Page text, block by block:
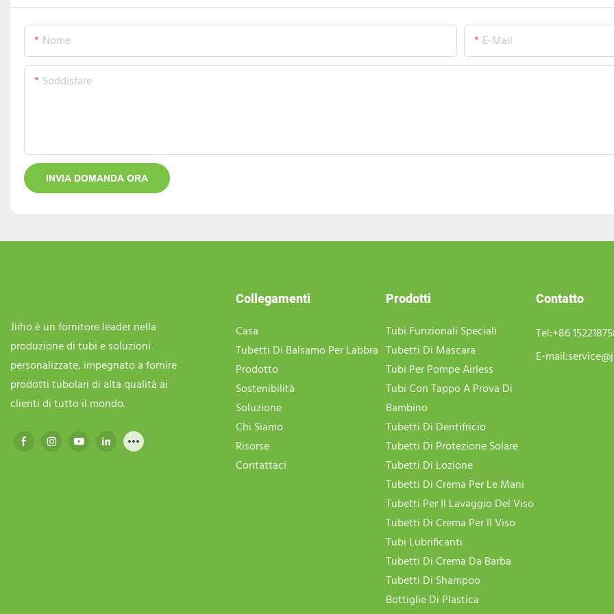
Nome E-Mail
Soddisfare
INVIA DOMANDA ORA
Jiiho è un fornitore leader nella
produzione di tubi e soluzioni
personalizzate, impegnato a fornire
prodotti tubolari di alta qualità ai
clienti di tutto il mondo.
Collegamenti
Casa
Tubetti Di Balsamo Per Labbra
Prodotto
Sostenibilità
Soluzione
Chi Siamo
Risorse
Contattaci
Prodotti
Tubi Funzionali Speciali
Tubetti Di Mascara
Tubi Per Pompe Airless
Tubi Con Tappo A Prova Di
Bambino
Tubetti Di Dentifricio
Tubetti Di Protezione Solare
Tubetti Di Lozione
Tubetti Di Crema Per Le Mani
Tubetti Per Il Lavaggio Del Viso
Tubetti Di Crema Per Il Viso
Tubi Lubrificanti
Tubetti Di Crema Da Barba
Tubetti Di Shampoo
Bottiglie Di Plastica
Contatto
Tel:+86
E-mail: